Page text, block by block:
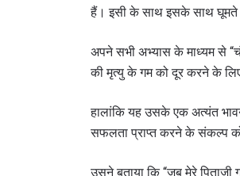
हैं। इसी के साथ इसके साथ घूमते
अपने सभी अभ्यास के माध्यम से
की मृत्यु के गम को दूर करने के
हालांकि यह उसके एक अत्यंत
सफलता प्राप्त करने के संकल्प
उसने बताया कि “जब मेरे पिताजी